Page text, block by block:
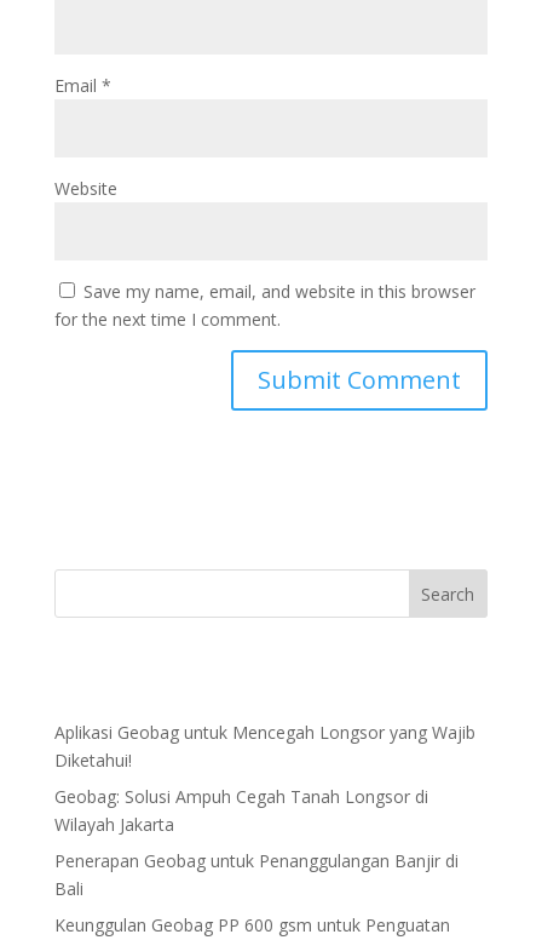
Email *
Website
Save my name, email, and website in this browser
for the next time I comment.
Aplikasi Geobag untuk Mencegah Longsor yang Wajib
Diketahui!
Geobag: Solusi Ampuh Cegah Tanah Longsor di
Wilayah Jakarta
Penerapan Geobag untuk Penanggulangan Banjir di
Bali
Keunggulan Geobag PP 600 gsm untuk Penguatan